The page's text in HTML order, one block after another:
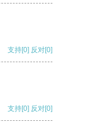
支持[0] 反对[0]
支持[0] 反对[0]